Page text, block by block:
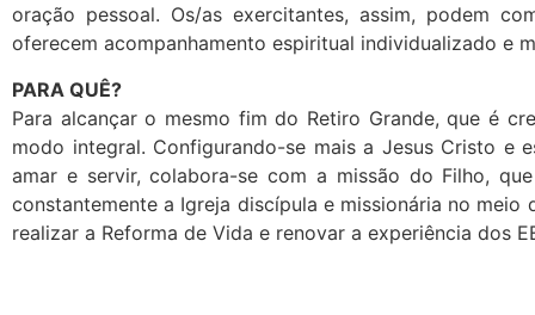
oração pessoal. Os/as exercitantes, assim, podem
oferecem acompanhamento espiritual individualizado e
PARA QUÊ?
Para alcançar o mesmo fim do Retiro Grande, que é
modo integral. Configurando-se mais a Jesus Cristo e
amar e servir, colabora-se com a missão do Filho,
constantemente a Igreja discípula e missionária no
realizar a Reforma de Vida e renovar a experiência dos